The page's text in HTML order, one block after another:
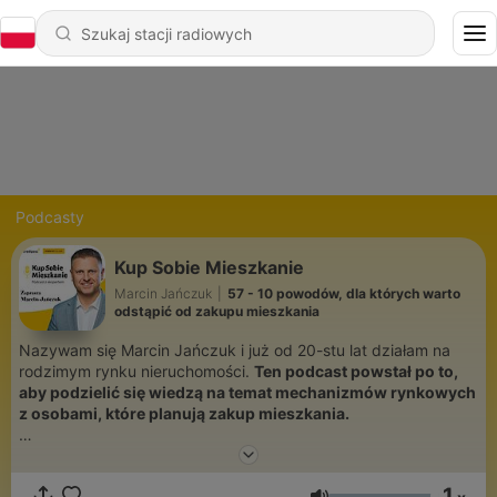
Podcasty
Kup Sobie Mieszkanie
Marcin Jańczuk
57 - 10 powodów, dla których warto
odstąpić od zakupu mieszkania
Nazywam się Marcin Jańczuk i już od 20-stu lat działam na
rodzimym rynku nieruchomości. Ten podcast powstał po to,
aby podzielić się wiedzą na temat mechanizmów rynkowych
z osobami, które planują zakup mieszkania.
Każdy, kto planuje zakup przeczesuje sieć szukając